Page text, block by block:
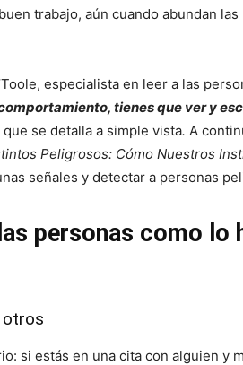
trabajo, aún cuando abundan
especialista en leer a las
tienes que ver y
se detalla a simple vista. A
Peligrosos: Cómo Nuestros
señales y detectar a personas
personas como lo
otros
si estás en una cita con alguien y